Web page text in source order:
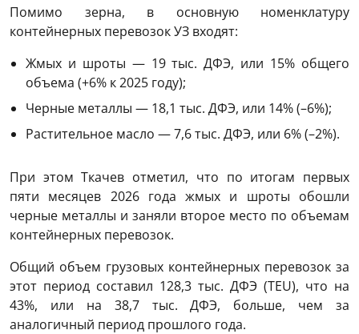
Помимо зерна, в основную номенклатуру
контейнерных перевозок УЗ входят:
Жмых и шроты — 19 тыс. ДФЭ, или 15% общего
объема (+6% к 2025 году);
Черные металлы — 18,1 тыс. ДФЭ, или 14% (–6%);
Растительное масло — 7,6 тыс. ДФЭ, или 6% (–2%).
При этом Ткачев отметил, что по итогам первых
пяти месяцев 2026 года жмых и шроты обошли
черные металлы и заняли второе место по объемам
контейнерных перевозок.
Общий объем грузовых контейнерных перевозок за
этот период составил 128,3 тыс. ДФЭ (TEU), что на
43%, или на 38,7 тыс. ДФЭ, больше, чем за
аналогичный период прошлого года.